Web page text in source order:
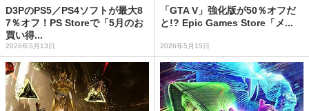
D3PのPS5／PS4ソフトが最大8
7％オフ！PS Storeで「5月のお
買い得...
2026年5月13日
「GTA V」強化版が50％オフだ
と!? Epic Games Store「メ...
2026年5月15日